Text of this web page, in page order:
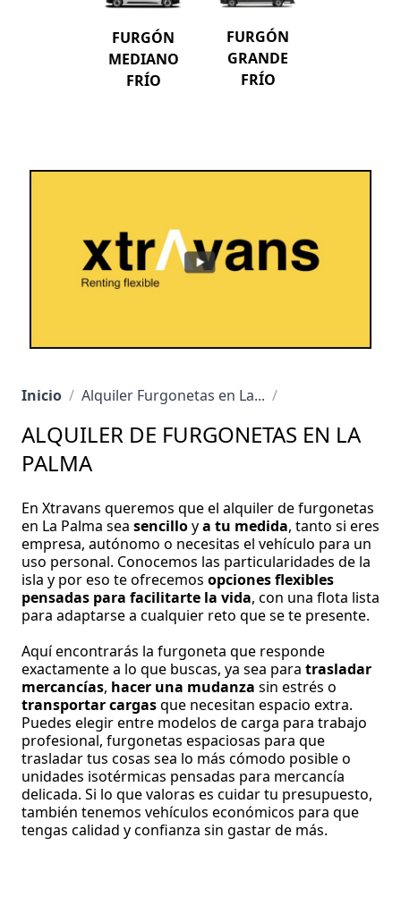
FURGÓN
MEDIANO
FRÍO
FURGÓN
GRANDE
FRÍO
Inicio / Alquiler Furgonetas en La... /
ALQUILER DE FURGONETAS EN LA
PALMA
En Xtravans queremos que el alquiler de furgonetas
en La Palma sea sencilloya tu medida, tanto si eres
empresa, autónomo o necesitas el vehículo para un
uso personal. Conocemos las particularidades de la
isla y por eso te ofrecemos opciones flexibles
pensadas para facilitarte la vida, con una flota lista
para adaptarse a cualquier reto que se te presente.
Aquí encontrarás la furgoneta que responde
exactamente a lo que buscas, ya sea para trasladar
mercancías, hacer una mudanza sin estrés o
transportar cargasque necesitan espacio extra.
Puedes elegir entre modelos de carga para trabajo
profesional, furgonetas espaciosas para que
trasladar tus cosas sea lo más cómodo posible o
unidades isotérmicas pensadas para mercancía
delicada. Si lo que valoras es cuidar tu presupuesto,
también tenemos vehículos económicos para que
tengas calidad y confianza sin gastar de más.